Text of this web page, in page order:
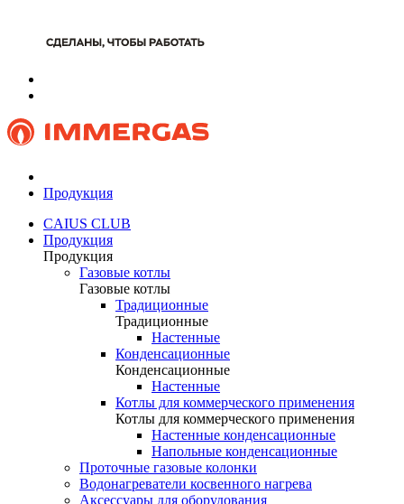
Продукция
CAIUS CLUB
Продукция
Продукция
Газовые котлы
Газовые котлы
Традиционные
Традиционные
Настенные
Конденсационные
Конденсационные
Настенные
Котлы для коммерческого применения
Котлы для коммерческого применения
Настенные конденсационные
Напольные конденсационные
Проточные газовые колонки
Водонагреватели косвенного нагрева
Аксессуары для оборудования